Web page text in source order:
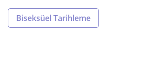
Biseksüel Tarihleme